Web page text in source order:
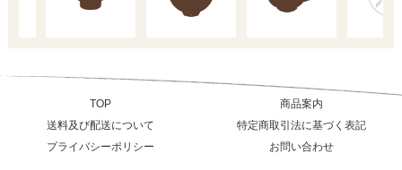
TOP
商品案内
送料及び配送について
特定商取引法に基づく表記
プライバシーポリシー
お問い合わせ